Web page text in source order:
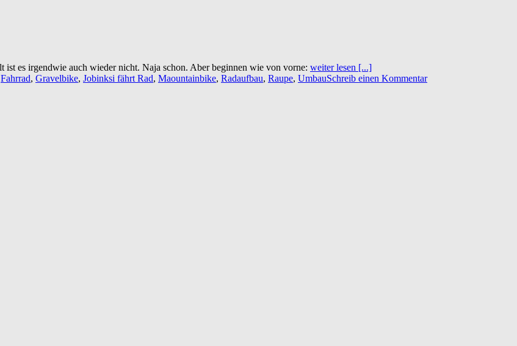
es irgendwie auch wieder nicht. Naja schon. Aber beginnen wie von vorne: weiter lesen [...]
Fahrrad, Gravelbike, Jobinksi fährt Rad, Maountainbike, Radaufbau, Raupe, UmbauSchreib einen Kommentar